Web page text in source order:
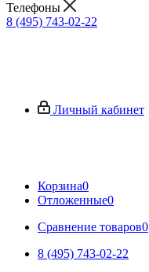
Телефоны
8 (495) 743-02-22
Личный кабинет
Корзина0
Отложенные0
Сравнение товаров0
8 (495) 743-02-22